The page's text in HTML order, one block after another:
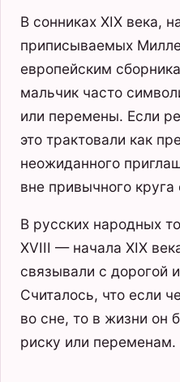
В сонниках XIX века,
приписываемых
европейским
мальчик часто
или перемены. Если
это трактовали как
неожиданного
вне привычного
В русских народных
XVIII — начала XIX
связывали с дорогой
Считалось, что если
во сне, то в жизни он
риску или переменам.